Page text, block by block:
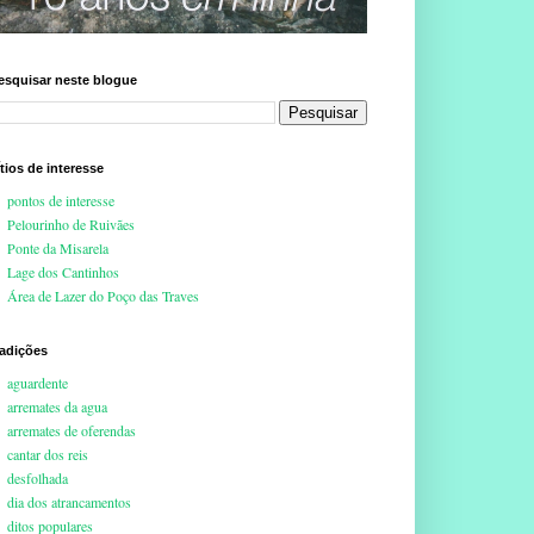
neste blogue
de interesse
pontos de interesse
Pelourinho de Ruivães
Ponte da Misarela
Lage dos Cantinhos
Área de Lazer do Poço das Traves
aguardente
arremates da agua
arremates de oferendas
cantar dos reis
desfolhada
dia dos atrancamentos
ditos populares